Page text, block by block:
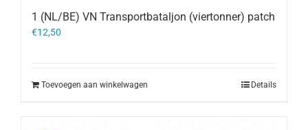
1 (NL/BE) VN Transportbataljon (viertonner) patch
€12,50
Toevoegen aan winkelwagen Details